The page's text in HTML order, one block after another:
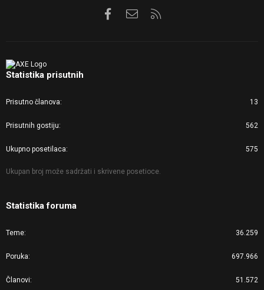
FacebookKontaktirajte nas
Statistika prisutnih
Prisutno članova 13
Prisutnih gostiju 562
Ukupno posetilaca 575
Ukupan broj može sadržati i skrivene posetioce.
Statistika foruma
Teme 36.259
Poruka 697.966
Članovi 51.572